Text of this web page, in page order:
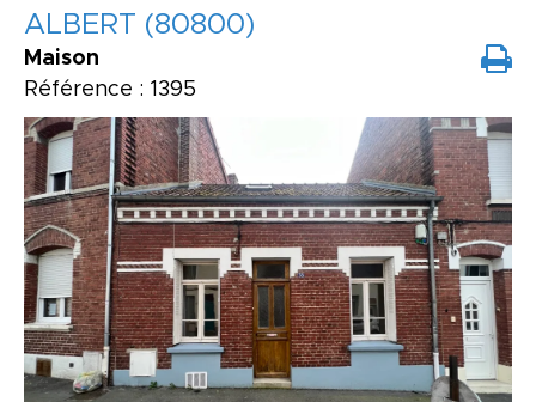
ALBERT (80800)
Maison
Référence : 1395